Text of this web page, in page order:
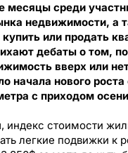
месяцы среди
недвижимости, а
или продать
дебаты о том,
вверх или
начала нового роста
с приходом
индекс стоимости
легкие подвижки к